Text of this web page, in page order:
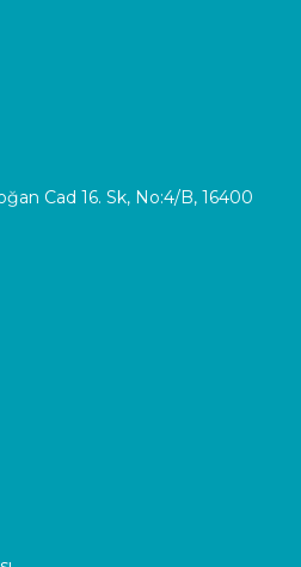
Cad 16. Sk, No:4/B, 16400